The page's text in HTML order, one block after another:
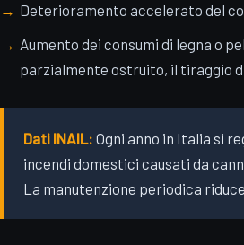
Deterioramento accelerato del
Aumento dei consumi di legna o
parzialmente ostruito, il tiraggio
Dati INAIL: Ogni anno in Italia si
incendi domestici causati da
La manutenzione periodica